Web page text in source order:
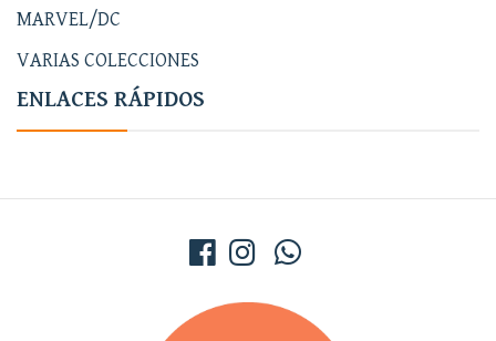
MARVEL/DC
VARIAS COLECCIONES
ENLACES RÁPIDOS